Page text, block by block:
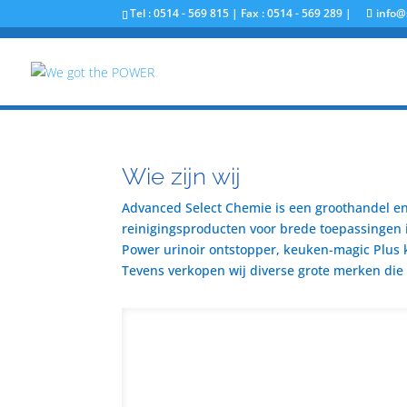
Tel : 0514 - 569 815 | Fax : 0514 - 569 289 |
Wie zijn wij
Advanced Select Chemie is een groothandel
reinigingsproducten voor brede
Power urinoir ontstopper, keuken-magic
Tevens verkopen wij diverse grote merken